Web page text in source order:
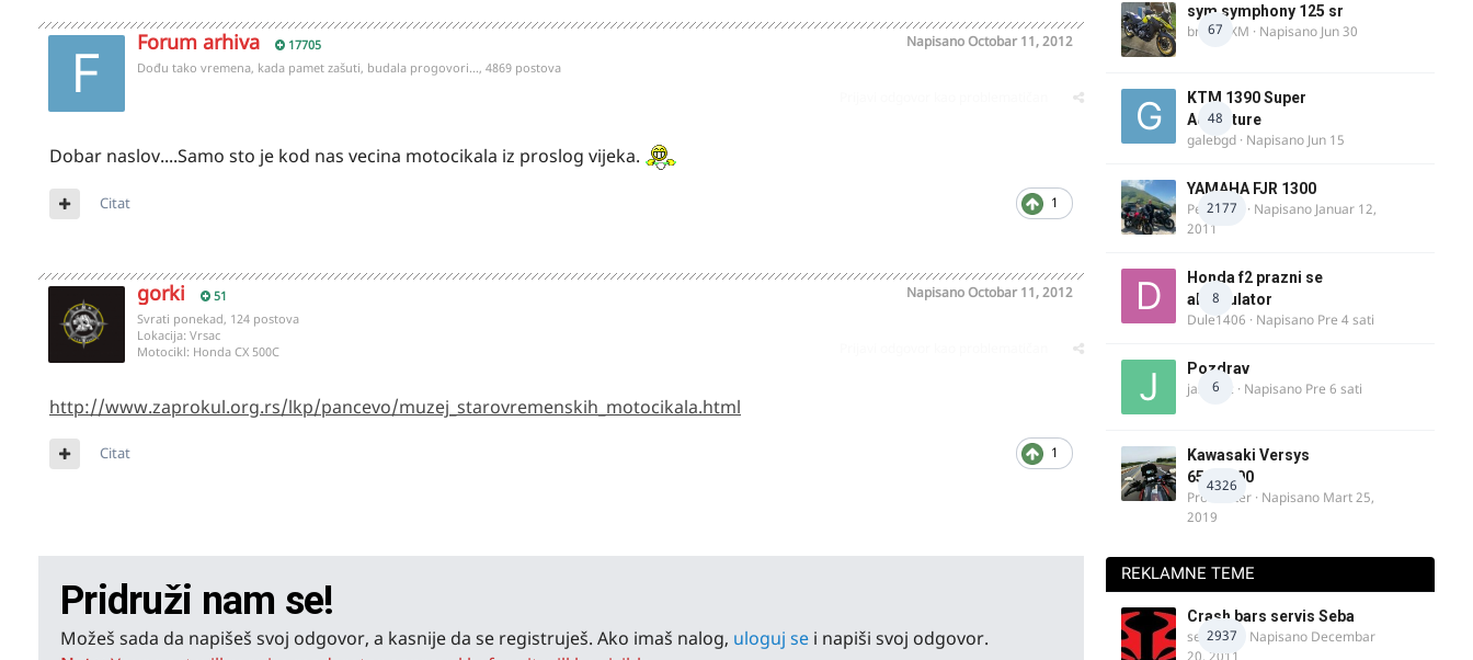
Forum arhiva 17705 NapisanoOctobar 11, 2012
Dođu tako vremena, kada pamet zašuti, budala progovori..., 4869 postova
Dobar naslov....Samo sto je kod nas vecina motocikala iz proslog vijeka.
1
Citat
gorki 51 NapisanoOctobar 11, 2012
Svrati ponekad, 124 postova
Lokacija: Vrsac
Motocikl: Honda CX 500C
http://www.zaprokul.org.rs/lkp/pancevo/muzej_starovremenskih_motocikala.html
1
Citat
Pridruži nam se!
Možeš sada da napišeš svoj odgovor, a kasnije da se registruješ. Ako imaš nalog, uloguj se i napiši svoj odgovor.
67
sym symphony 125 sr
brankoXM · Napisano Jun 30
48
KTM 1390 Super
Adventure
galebgd · Napisano Jun 15
2177
YAMAHA FJR 1300
Petartdm · Napisano Januar 12,
2011
8
Honda f2 prazni se
akomulator
Dule1406 · Napisano Pre 4 sati
6
Pozdrav
jasminc · Napisano Pre 6 sati
4326
Kawasaki Versys
650/1000
ProMaster · Napisano Mart 25,
2019
REKLAMNE TEME
2937
Crash bars servis Seba
seba011 · Napisano Decembar
20, 2011